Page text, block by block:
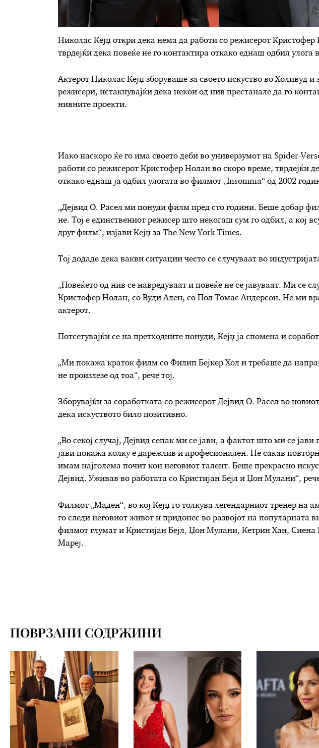
Николас Кејџ откри дека нема да работи со режисерот
тврдејќи дека повеќе не го контактира откако еднаш одбил
Актерот Николас Кејџ зборуваше за своето искуство во Холивуд и
режисери, истакнувајќи дека некои од нив престанале да го
нивните проекти.
Иако наскоро ќе го има своето деби во универзумот на Spider-
работи со режисерот Кристофер Нолан во скоро време, тврдејќи
откако еднаш ја одбил улогата во филмот „Insomnia“ од 2002
„Дејвид О. Расел ми понуди филм пред сто години. Беше добар
не. Тој е единствениот режисер што некогаш сум го одбил, а кој
друг филм“, изјави Кејџ за The New York Times.
Тој додаде дека вакви ситуации често се случуваат во
„Повеќето од нив се навредуваат и повеќе не се јавуваат. Ми се
Кристофер Нолан, со Вуди Ален, со Пол Томас Андерсон. Не ми
актерот.
Потсетувајќи се на претходните понуди, Кејџ ја спомена и
„Ми покажа краток филм со Филип Бејкер Хол и требаше да
не произлезе од тоа“, рече тој.
Зборувајќи за соработката со режисерот Дејвид О. Расел во
дека искуството било позитивно.
„Во секој случај, Дејвид сепак ми се јави, а фактот што ми се
јави покажа колку е дарежлив и професионален. Не сакав
имам најголема почит кон неговиот талент. Беше прекрасно
Дејвид. Уживав во работата со Кристијан Бејл и Џон Мулани“,
Филмот „Маден“, во кој Кејџ го толкува легендарниот тренер на
го следи неговиот живот и придонес во развојот на
филмот глумат и Кристијан Бејл, Џон Мулани, Кетрин Хан,
Мареј.
ПОВРЗАНИ СОДРЖИНИ